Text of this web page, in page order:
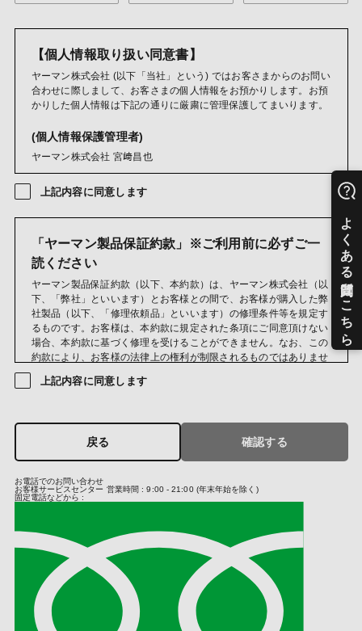
【個人情報取り扱い同意書】
ヤーマン株式会社 (以下「当社」という) ではお客さまからのお問い
合わせに際しまして、お客さまの個人情報をお預かりします。お預
かりした個人情報は下記の通りに厳粛に管理保護してまいります。
(個人情報保護管理者)
ヤーマン株式会社 宮﨑昌也
(利用目的)
お問い合わせおよびお申し出への対応および必要事項の連絡な
どのため
メールマガジン送信のため
当社のサービスのご案内、サポート情報の提供のため
サービス利用状況に応じた広告表示のため
成果確認のため
当社におけるサービス向上のため
クレジットカードの不正利用検知・防止のため
(第三者への提供)
当社は、クレジットカード決済において、3Dセキュア2.0に対応
し、クレジットカードの不正利用対策を行っております。そのた
が行う不正利用検知・防止のために、お客さまが利用されているカ
ード発行会社及び決済代行会社へ提供させていただきます。
す。当社では、お客様から収集した情報からは、ご利用のカード発
行会社及び当該会社が所在する国を特定することができないため、
以下の個人情報保護措置に関する情報を把握して、ご提供すること
はできません。
・提供先が所在する外国の名称
・当該国の個人情報保護の制度
・カード発行会社の個人情報保護の措置
上記内容に同意します
「ヤーマン製品保証約款」※ご利用前に必ずご一
読ください
ヤーマン製品保証約款（以下、本約款）は、ヤーマン株式会社（以
下、「弊社」といいます）とお客様との間で、お客様が購入した弊
社製品（以下、「修理依頼品」といいます）の修理条件等を規定す
るものです。お客様は、本約款に規定された条項にご同意頂けない
場合、本約款に基づく修理を受けることができません。なお、この
約款により、お客様の法律上の権利が制限されるものではありませ
は不具合が発生した場合、本約款の定めに従い、弊社修理サービス
部門が対応するものとします。
第２条（保証期間）
保証期間は、お客様が修理依頼品を購入した日（以下、「お買い上
いたしません。ただし、お客様が弊社又は弊社の正規販売店が主催
するイベントやキャンペーン等を通して弊社製品を取得した場合、
当該取得した日から保証期間を起算するものとします。なお、本約
款において、正規販売店とは、弊社と取引のある法人又は弊社と取
引のある仲卸業者等の法人から弊社製品を購入した法人もしくは販
売店（転売を行う個人は除く）をいうものとします（いずれも弊社
の認めるものに限ります）。正規販売店以外の者が主催するイベン
上記内容に同意します
戻る 確認する
お電話でのお問い合わせ
お客様サービスセンター 営業時間 : 9:00 - 21:00 (年末年始を除く)
固定電話などから :